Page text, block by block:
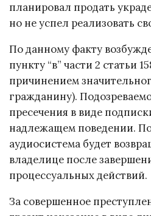
планировал продать
но не успел реализовать
По данному факту
пункту “в” части 2 статьи
причинением
гражданину).
пресечения в виде
надлежащем поведении.
аудиосистема будет
владелице после
процессуальных действий.
За совершенное